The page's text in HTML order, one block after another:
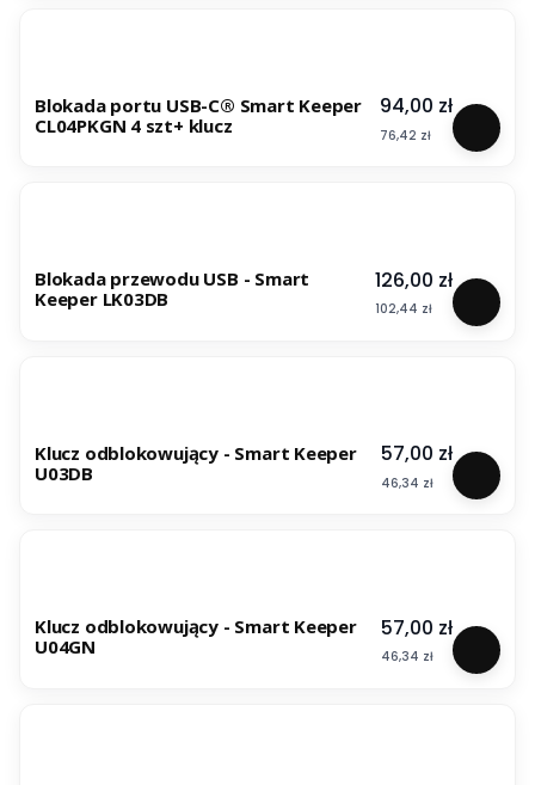
Blokada portu USB-C® Smart Keeper
CL04PKGN 4 szt+ klucz
Cena
94,00 zł
Cena
76,42 zł
Blokada przewodu USB - Smart
Keeper LK03DB
Cena
126,00 zł
Cena
102,44 zł
Klucz odblokowujący - Smart Keeper
U03DB
Cena
57,00 zł
Cena
46,34 zł
Klucz odblokowujący - Smart Keeper
U04GN
Cena
57,00 zł
Cena
46,34 zł